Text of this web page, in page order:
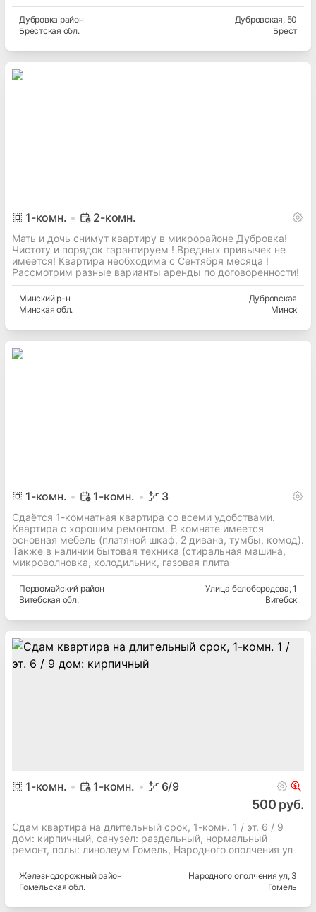
Дубровка район
Брестская обл.
Дубровская, 50
Брест
1-комн. 2-комн.
Мать и дочь снимут квартиру в микрорайоне Дубровка!
Чистоту и порядок гарантируем ! Вредных привычек не
имеется! Квартира необходима с Сентября месяца !
Рассмотрим разные варианты аренды по договоренности!
Минскийр-н
Минская обл.
Дубровская
Минск
1-комн. 1-комн. 3
Сдаётся 1-комнатная квартира со всеми удобствами.
Квартира с хорошим ремонтом. В комнате имеется
основная мебель (платяной шкаф, 2 дивана, тумбы, комод).
Также в наличии бытовая техника (стиральная машина,
микроволновка, холодильник, газовая плита
Первомайский район
Витебская обл.
Улица белобородова, 1
Витебск
1-комн. 1-комн. 6/9
500 руб.
Сдам квартира на длительный срок, 1-комн. 1 / эт. 6 / 9
дом: кирпичный, cанузел: раздельный, нормальный
ремонт, полы: линолеум Гомель, Народного ополчения ул
Железнодорожныйрайон
Гомельская обл.
Народного ополчения ул, 3
Гомель